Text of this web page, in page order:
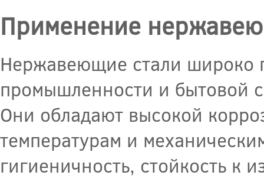
Применение
Нержавеющие стали широко
промышленности и бытовой
Они обладают высокой
температурам и
гигиеничность, стойкость к